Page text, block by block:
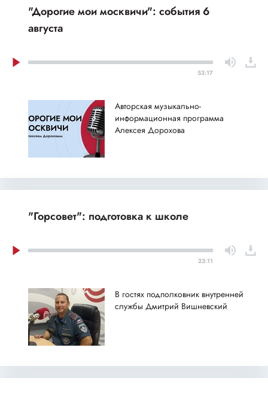
"Дорогие мои москвичи": события 6
августа
53:17
Авторская музыкально-
информационная программа
Алексея Дорохова
"Горсовет": подготовка к школе
23:11
В гостях подполковник внутренней
службы Дмитрий Вишневский